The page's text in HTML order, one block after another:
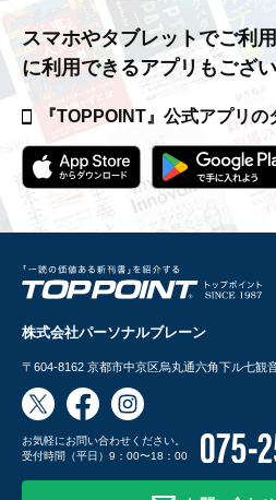
スマホやタブレットでご利
に利用できるアプリもござい
『TOPPOINT』公式アプリの
株式会社パーソナルブレーン
〒604-8162 京都市中京区烏丸通六角下ル七観
お気軽にお問い合わせください。
受付時間（平日）9：00〜18：00